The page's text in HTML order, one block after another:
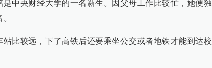
中央财经大学的一名新生。因父母工作比较忙，她便独
比较远，下了高铁后还要乘坐公交或者地铁才能到达校